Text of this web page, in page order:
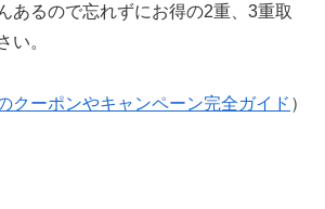
あるので忘れずにお得の2重、3重取
い。
クーポンやキャンペーン完全ガイド ）